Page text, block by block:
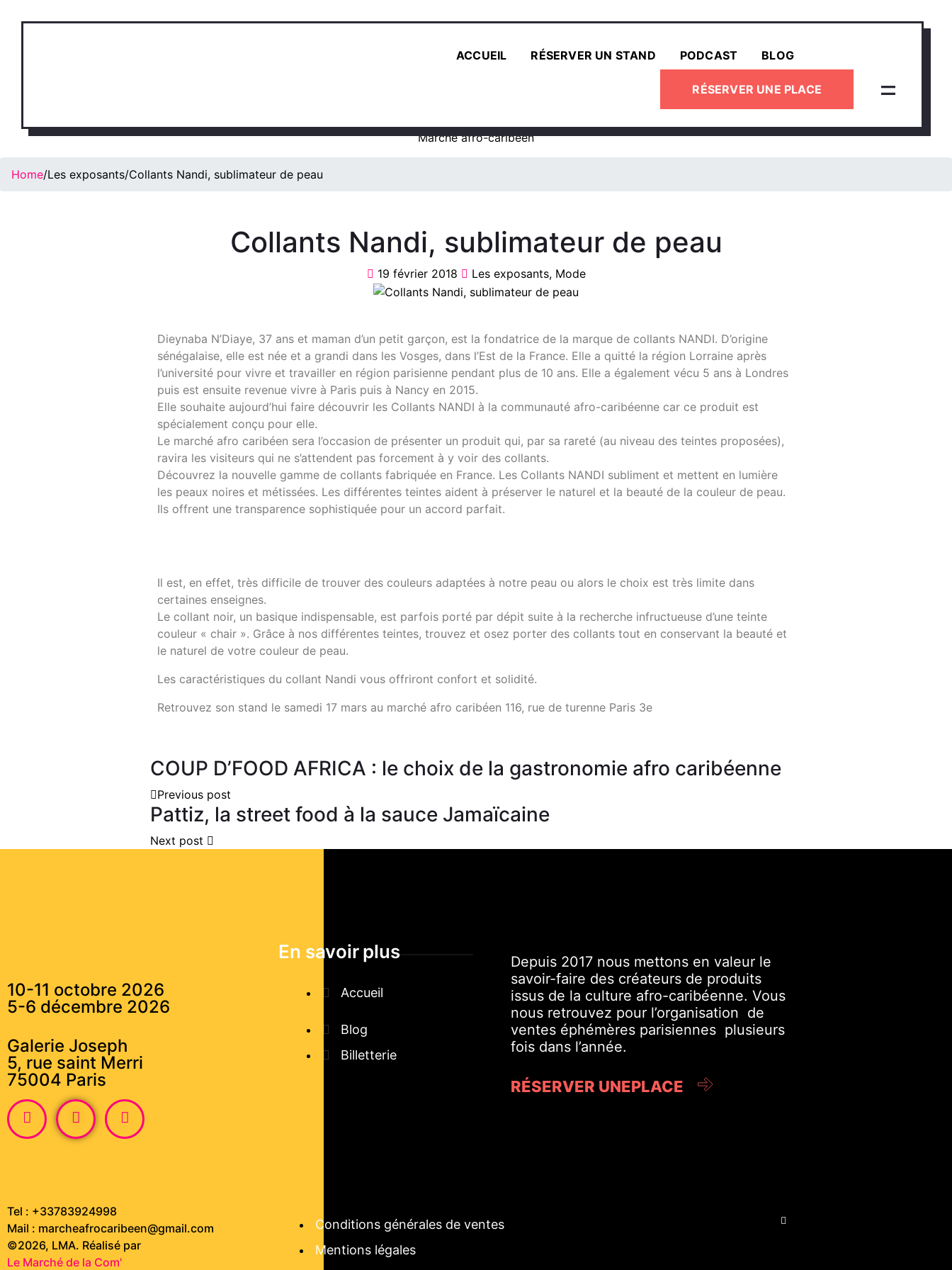
ACCUEIL RÉSERVER UN STAND PODCAST BLOG
RÉSERVER UNE PLACE
Marché afro-caribéen
Home/Les exposants/Collants Nandi, sublimateur de peau
Collants Nandi, sublimateur de peau
19 février 2018 Les exposants, Mode
Dieynaba N’Diaye, 37 ans et maman d’un petit garçon, est la fondatrice de la marque de collants NANDI. D’origine
sénégalaise, elle est née et a grandi dans les Vosges, dans l’Est de la France. Elle a quitté la région Lorraine après
l’université pour vivre et travailler en région parisienne pendant plus de 10 ans. Elle a également vécu 5 ans à Londres
puis est ensuite revenue vivre à Paris puis à Nancy en 2015.
Elle souhaite aujourd’hui faire découvrir les Collants NANDI à la communauté afro-caribéenne car ce produit est
spécialement conçu pour elle.
Le marché afro caribéen sera l’occasion de présenter un produit qui, par sa rareté (au niveau des teintes proposées),
ravira les visiteurs qui ne s’attendent pas forcement à y voir des collants.
Découvrez la nouvelle gamme de collants fabriquée en France. Les Collants NANDI subliment et mettent en lumière
les peaux noires et métissées. Les différentes teintes aident à préserver le naturel et la beauté de la couleur de peau.
Ils offrent une transparence sophistiquée pour un accord parfait.
Il est, en effet, très difficile de trouver des couleurs adaptées à notre peau ou alors le choix est très limite dans
certaines enseignes.
Le collant noir, un basique indispensable, est parfois porté par dépit suite à la recherche infructueuse d’une teinte
couleur « chair ». Grâce à nos différentes teintes, trouvez et osez porter des collants tout en conservant la beauté et
le naturel de votre couleur de peau.
Les caractéristiques du collant Nandi vous offriront confort et solidité.
Retrouvez son stand le samedi 17 mars au marché afro caribéen 116, rue de turenne Paris 3e
COUP D’FOOD AFRICA : le choix de la gastronomie afro caribéenne
Previous post
Pattiz, la street food à la sauce Jamaïcaine
Next post
10-11 octobre 2026
5-6 décembre 2026
Galerie Joseph
5, rue saint Merri
75004 Paris
En savoir plus
Accueil
Blog
Billetterie
Depuis 2017 nous mettons en valeur le
savoir-faire des créateurs de produits
issus de la culture afro-caribéenne. Vous
nous retrouvez pour l’organisation de
ventes éphémères parisiennes plusieurs
fois dans l’année.
RÉSERVER UNEPLACE
Tel : +33783924998
Mail : marcheafrocaribeen@gmail.com
©2026, LMA. Réalisé par
Le Marché de la Com'
Conditions générales de ventes
Mentions légales